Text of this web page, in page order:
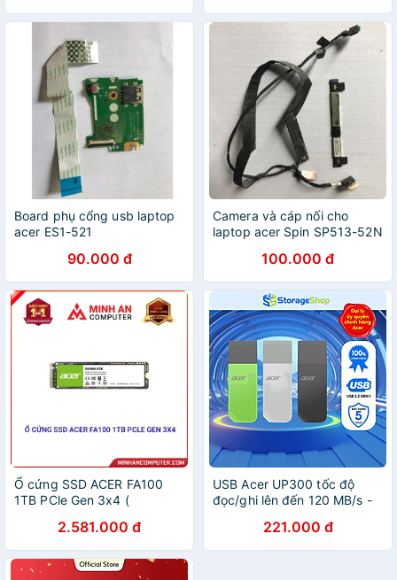
Board phụ cổng usb laptop
acer ES1-521
90.000 đ
Camera và cáp nối cho
laptop acer Spin SP513-52N
100.000 đ
Ổ cứng SSD ACER FA100
1TB PCle Gen 3x4 (
2.581.000 đ
USB Acer UP300 tốc độ
đọc/ghi lên đến 120 MB/s -
năm - Thiết bị lưu trữ dung
lượng 8GB - 1TB
221.000 đ